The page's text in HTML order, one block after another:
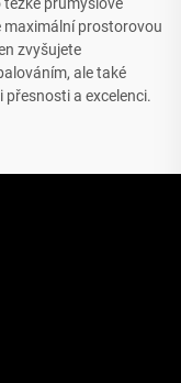
prostorovou
zvyšujete
ale také
a excelenci.